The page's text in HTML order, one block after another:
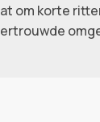
om korte